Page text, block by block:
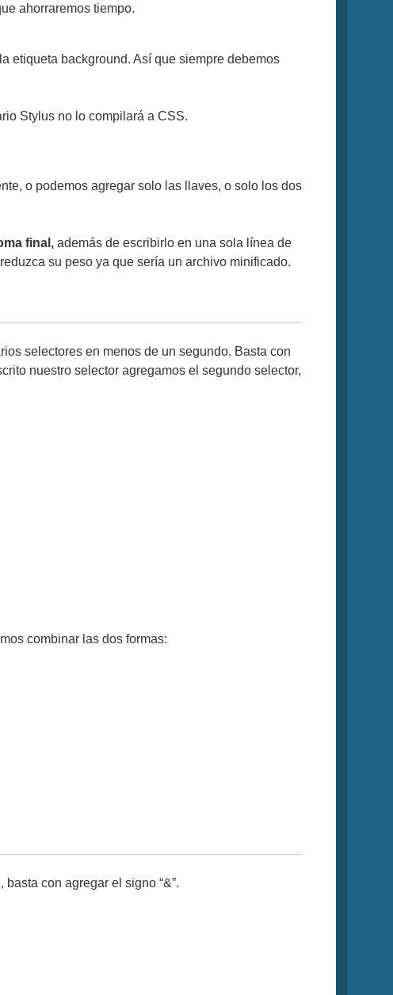
ahorraremos tiempo.
etiqueta background. Así que siempre debemos
Stylus no lo compilará a CSS.
o podemos agregar solo las llaves, o solo los dos
final, además de escribirlo en una sola línea de
su peso ya que sería un archivo minificado.
selectores en menos de un segundo. Basta con
nuestro selector agregamos el segundo selector,
combinar las dos formas:
con agregar el signo “&”.